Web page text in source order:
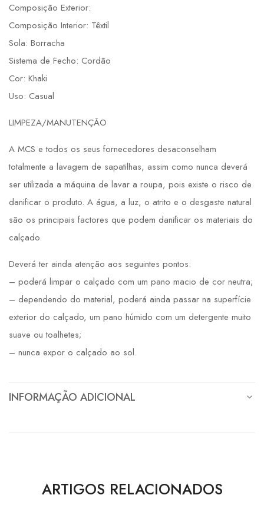
Composição Exterior:
Composição Interior: Têxtil
Sola: Borracha
Sistema de Fecho: Cordão
Cor: Khaki
Uso: Casual
LIMPEZA/MANUTENÇÃO
A MCS e todos os seus fornecedores desaconselham
totalmente a lavagem de sapatilhas, assim como nunca deverá
ser utilizada a máquina de lavar a roupa, pois existe o risco de
danificar o produto. A água, a luz, o atrito e o desgaste natural
são os principais factores que podem danificar os materiais do
calçado.
Deverá ter ainda atenção aos seguintes pontos:
– poderá limpar o calçado com um pano macio de cor neutra;
– dependendo do material, poderá ainda passar na superfície
exterior do calçado, um pano húmido com um detergente muito
suave ou toalhetes;
– nunca expor o calçado ao sol.
INFORMAÇÃO ADICIONAL
ARTIGOS RELACIONADOS